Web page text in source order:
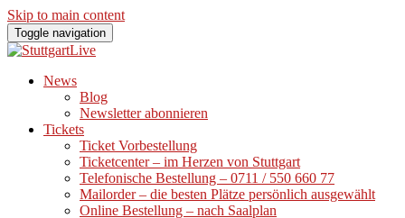
Skip to main content
Toggle navigation
News
Blog
Newsletter abonnieren
Tickets
Ticket Vorbestellung
Ticketcenter – im Herzen von Stuttgart
Telefonische Bestellung – 0711 / 550 660 77
Mailorder – die besten Plätze persönlich ausgewählt
Online Bestellung – nach Saalplan